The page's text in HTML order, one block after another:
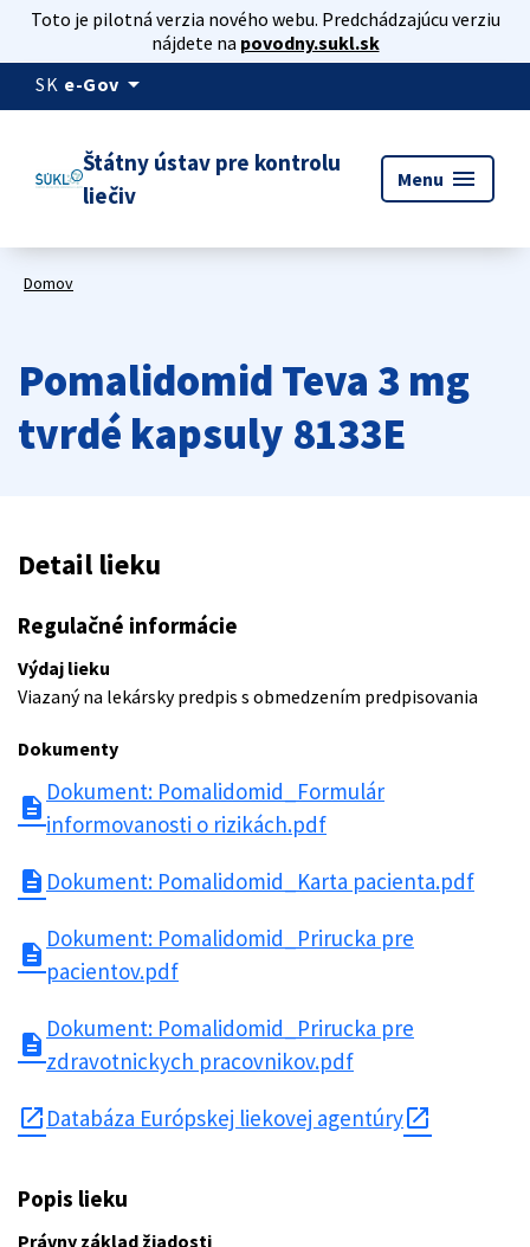
Toto je pilotná verzia nového webu. Predchádzajúcu verziu
nájdete na povodny.sukl.sk
SK e-Gov arrow_drop_down
Štátny ústav pre kontrolu
liečiv
Menu menu
Domov
Pomalidomid Teva 3 mg
tvrdé kapsuly 8133E
Detail lieku
Regulačné informácie
Výdaj lieku
Viazaný na lekársky predpis s obmedzením predpisovania
Dokumenty
description
Dokument: Pomalidomid_Formulár
informovanosti o rizikách.pdf
description Dokument: Pomalidomid_Karta pacienta.pdf
description
Dokument: Pomalidomid_Prirucka pre
pacientov.pdf
description
Dokument: Pomalidomid_Prirucka pre
zdravotnickych pracovnikov.pdf
open_in_new Databáza Európskej liekovej agentúry
Popis lieku
Právny základ žiadosti